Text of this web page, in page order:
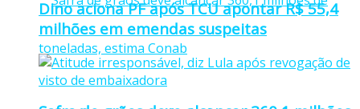
Dino aciona PF após TCU apontar R$ 55,4
milhões em emendas suspeitas